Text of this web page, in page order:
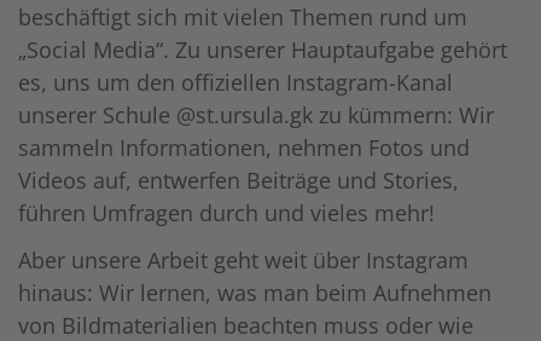
beschäftigt sich mit vielen Themen rund um
„Social Media“. Zu unserer Hauptaufgabe gehört
es, uns um den offiziellen Instagram-Kanal
unserer Schule @st.ursula.gk zu kümmern: Wir
sammeln Informationen, nehmen Fotos und
Videos auf, entwerfen Beiträge und Stories,
führen Umfragen durch und vieles mehr!
Aber unsere Arbeit geht weit über Instagram
hinaus: Wir lernen, was man beim Aufnehmen
von Bildmaterialien beachten muss oder wie